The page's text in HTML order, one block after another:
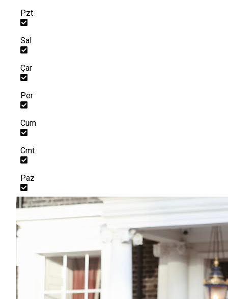
Pzt
Sal
Çar
Per
Cum
Cmt
Paz